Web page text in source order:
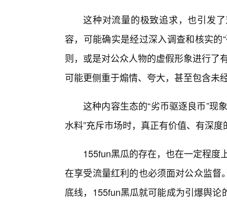
这种对流量的极致追求，也引发
容，可能确实是经过深入调查和核实
则，或是对公众人物的虚假形象进行了
可能更侧重于煽情、夸大，甚至包含未
这种内容生态的“劣币驱逐良币”现
水料”充斥市场时，真正有价值、有深
155fun黑瓜的存在，也在一定程度
在享受流量红利的也必须面对公众监
底线，155fun黑瓜就可能成为引爆舆